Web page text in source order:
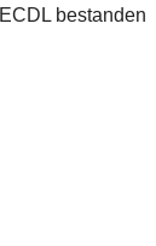
ECDL bestanden